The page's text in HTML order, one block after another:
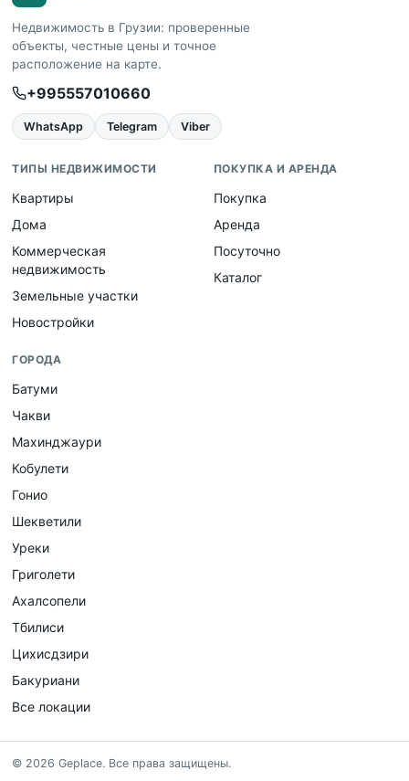
Недвижимость в Грузии: проверенные
объекты, честные цены и точное
расположение на карте.
+995557010660
WhatsApp Telegram Viber
ТИПЫ НЕДВИЖИМОСТИ
Квартиры
Дома
Коммерческая
недвижимость
Земельные участки
Новостройки
ПОКУПКА И АРЕНДА
Покупка
Аренда
Посуточно
Каталог
ГОРОДА
Батуми
Чакви
Махинджаури
Кобулети
Гонио
Шекветили
Уреки
Григолети
Ахалсопели
Тбилиси
Цихисдзири
Бакуриани
Все локации
© 2026 Geplace. Все права защищены.